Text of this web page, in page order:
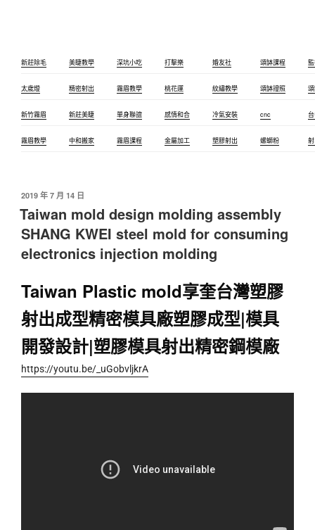
新莊除毛 美睫教學 深坑小吃 打擊樂 婚友社 頌缽課程
太歲燈 精密射出 霧眉教學 桃花運 紋繡教學 頌缽證照
新竹霧眉 新莊美睫 單身聯誼 感情和合 冷氣安裝 cnc
霧眉教學 中和搬家 霧眉課程 金屬加工 塑膠射出 螺螄粉
2019 年 7 月 14 日
Taiwan mold design molding assembly
SHANG KWEI steel mold for consuming
electronics injection molding
Taiwan Plastic mold享奎台灣塑膠
射出成型精密模具廠塑膠成型|模具
開發設計|塑膠模具射出精密鋼模廠
https://youtu.be/_uGobvljkrA